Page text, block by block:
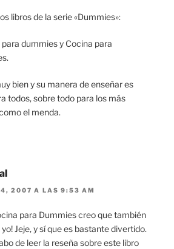
libros de la serie «Dummies»:
para dummies y Cocina para
bien y su manera de enseñar es
todos, sobre todo para los más
el menda.
2007 A LAS 9:53 AM
para Dummies creo que también
Jeje, y sí que es bastante divertido.
de leer la reseña sobre este libro